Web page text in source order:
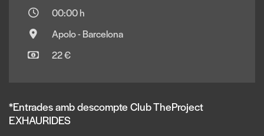
00:00 h
Apolo - Barcelona
22 €
*Entrades amb descompte Club TheProject
EXHAURIDES